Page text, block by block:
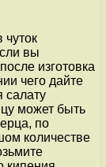
чуток
вы
изготовка
чего дайте
салату
может быть
по
количестве